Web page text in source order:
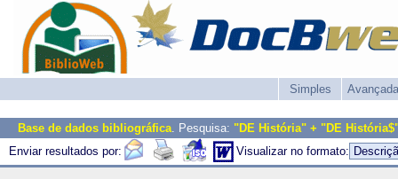
Simples Avançada
Base de dados bibliográfica. Pesquisa: "DE História" + "DE
Enviar resultados por:
Visualizar no formato: